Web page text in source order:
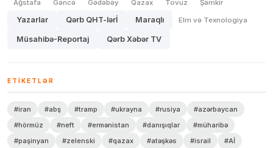
Ağstafa Gəncə Gədəbəy Qazax Tovuz Şəmkir
Yazarlar Qərb QHT-lərİ Maraqlı Elm və Texnologiya
Müsahibə-Reportaj Qərb Xəbər TV
ETIKETLƏR
#iran #abş #tramp #ukrayna #rusiya
#azərbaycan
#hörmüz
#neft #ermənistan #danışıqlar
#müharibə
#paşinyan
#zelenski #qazax #atəşkəs #israil
#Aİ